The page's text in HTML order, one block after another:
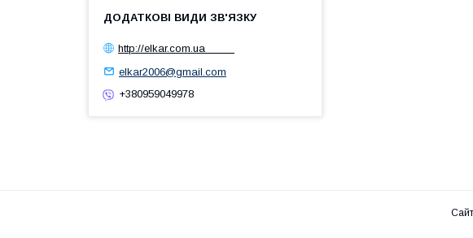
http://elkar.com.ua
elkar2006@gmail.com
+380959049978